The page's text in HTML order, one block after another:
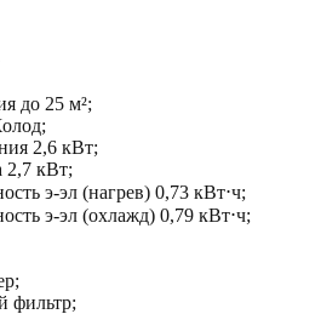
до 25 м²;
2,6 кВт;
2,7 кВт;
э-эл (нагрев) 0,73 кВт⋅ч;
э-эл (охлажд) 0,79 кВт⋅ч;
фильтр;